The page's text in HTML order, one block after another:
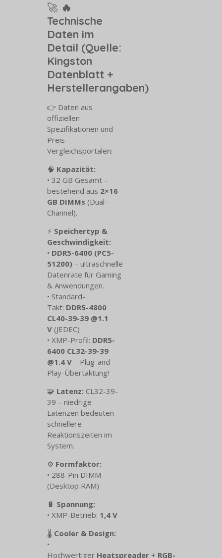
🚀 🔥
Technische
Daten im
Detail (Quelle:
Kingston
Datenblatt +
Herstellerangaben)
👉 Daten aus
offiziellen
Spezifikationen und
Preis-
Vergleichsportalen:
🧠 Kapazität:
• 32 GB Gesamt –
bestehend aus 2×16
GB DIMMs (Dual-
Channel).
⚡ Speichertyp &
Geschwindigkeit:
• DDR5-6400 (PC5-
51200) – ultraschnelle
Datenrate für Gaming
& Anwendungen.
• Standard-
Takt: DDR5-4800
CL40-39-39 @1.1
V (JEDEC)
• XMP-Profil: DDR5-
6400 CL32-39-39
@1.4 V – Plug-and-
Play-Übertaktung!
🧩 Latenz: CL32-39-
39 – niedrige
Latenzen bedeuten
schnellere
Reaktionszeiten im
System.
⚙️ Formfaktor:
• 288-Pin DIMM
(Desktop RAM)
🔋 Spannung:
• XMP-Betrieb: 1,4 V
🌡️ Cooler & Design:
•
Hochwertiger Heatspreader + RGB-